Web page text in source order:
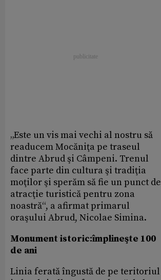
„Este un vis mai vechi al nostru să
readucem Mocăniţa pe traseul
dintre Abrud şi Câmpeni. Trenul
face parte din cultura şi tradiţia
moţilor şi sperăm să fie un punct de
atracţie turistică pentru zona
noastră“, a afirmat primarul
oraşului Abrud, Nicolae Simina.
Monument istoric:împlineşte 100
de ani
Linia ferată îngustă de pe teritoriul